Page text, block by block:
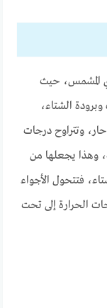
المشمس، حيث
الشتاء،
وتتراوح درجات
فتتحول الأجواء
الحرارة إلى تحت